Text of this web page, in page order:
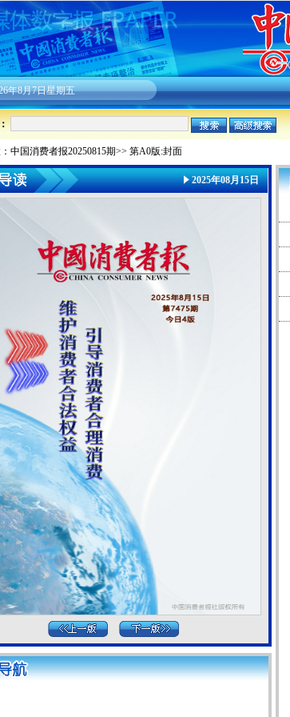
年8月7日星期五
中国消费者报20250815期>> 第A0版:封面
2025年08月15日